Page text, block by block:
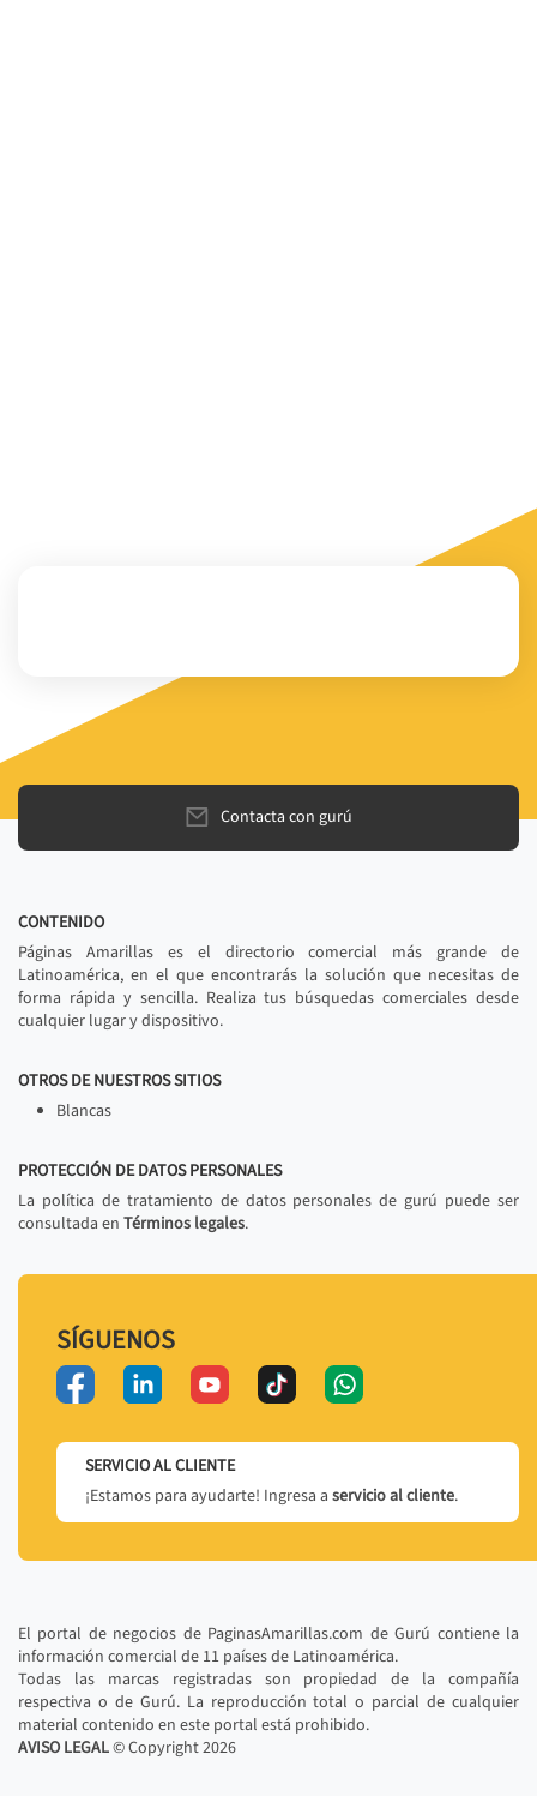
Contacta con gurú
CONTENIDO
Páginas Amarillas es el directorio comercial más grande de
Latinoamérica, en el que encontrarás la solución que necesitas de
forma rápida y sencilla. Realiza tus búsquedas comerciales desde
cualquier lugar y dispositivo.
OTROS DE NUESTROS SITIOS
Blancas
PROTECCIÓN DE DATOS PERSONALES
La política de tratamiento de datos personales de gurú puede ser
consultada en Términos legales.
SÍGUENOS
SERVICIO AL CLIENTE
¡Estamos para ayudarte! Ingresa a servicio al cliente.
El portal de negocios de PaginasAmarillas.com de Gurú contiene la
información comercial de 11 países de Latinoamérica.
Todas las marcas registradas son propiedad de la compañía
respectiva o de Gurú. La reproducción total o parcial de cualquier
material contenido en este portal está prohibido.
AVISO LEGAL© Copyright2026